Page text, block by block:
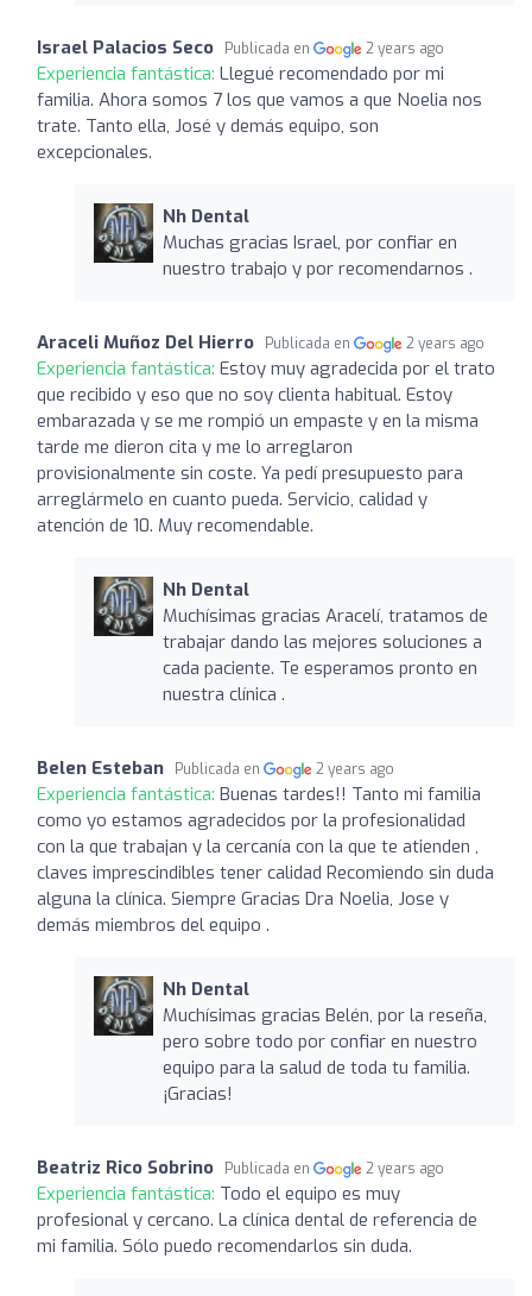
Israel Palacios Seco Publicada en 2 years ago
Experiencia fantástica: Llegué recomendado por mi
familia. Ahora somos 7 los que vamos a que Noelia nos
trate. Tanto ella, José y demás equipo, son
excepcionales.
Nh Dental
Muchas gracias Israel, por confiar en
nuestro trabajo y por recomendarnos .
Araceli Muñoz Del Hierro Publicada en 2 years ago
Experiencia fantástica: Estoy muy agradecida por el trato
que recibido y eso que no soy clienta habitual. Estoy
embarazada y se me rompió un empaste y en la misma
tarde me dieron cita y me lo arreglaron
provisionalmente sin coste. Ya pedí presupuesto para
arreglármelo en cuanto pueda. Servicio, calidad y
atención de 10. Muy recomendable.
Nh Dental
Muchísimas gracias Aracelí, tratamos de
trabajar dando las mejores soluciones a
cada paciente. Te esperamos pronto en
nuestra clínica .
Belen Esteban Publicada en 2 years ago
Experiencia fantástica: Buenas tardes!! Tanto mi familia
como yo estamos agradecidos por la profesionalidad
con la que trabajan y la cercanía con la que te atienden ,
claves imprescindibles tener calidad Recomiendo sin duda
alguna la clínica. Siempre Gracias Dra Noelia, Jose y
demás miembros del equipo .
Nh Dental
Muchísimas gracias Belén, por la reseña,
pero sobre todo por confiar en nuestro
equipo para la salud de toda tu familia.
¡Gracias!
Beatriz Rico Sobrino Publicada en 2 years ago
Experiencia fantástica: Todo el equipo es muy
profesional y cercano. La clínica dental de referencia de
mi familia. Sólo puedo recomendarlos sin duda.